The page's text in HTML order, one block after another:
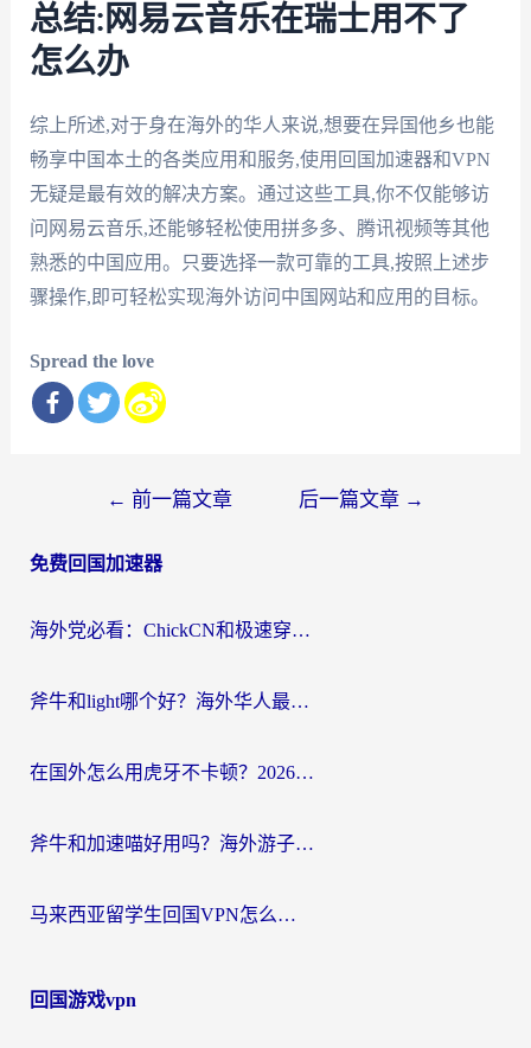
总结:网易云音乐在瑞士用不了
怎么办
综上所述,对于身在海外的华人来说,想要在异国他乡也能
畅享中国本土的各类应用和服务,使用回国加速器和VPN
无疑是最有效的解决方案。通过这些工具,你不仅能够访
问网易云音乐,还能够轻松使用拼多多、腾讯视频等其他
熟悉的中国应用。只要选择一款可靠的工具,按照上述步
骤操作,即可轻松实现海外访问中国网站和应用的目标。
Spread the love
导
← 前一篇文章 后一篇文章 →
免费回国加速器
海外党必看：ChickCN和极速穿梭VPN好用吗？3招教你选对回国加速器无缝刷国内资源
斧牛和light哪个好？海外华人最关心的回国加速器选择难题，一篇讲透
在国外怎么用虎牙不卡顿？2026海外华人亲测有效的回国加速器选择指南
斧牛和加速喵好用吗？海外游子的真实选择困境
马来西亚留学生回国VPN怎么选？3个避坑点+1款实测好用的加速器推荐
回国游戏vpn